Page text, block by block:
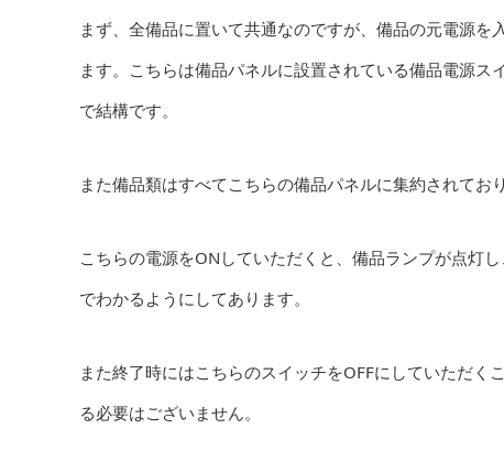
まず、全備品に置いて共通なのですが、備品の元電源を
ます。こちらは備品パネルに設置されている備品電源ス
で結構です。
また備品類はすべてこちらの備品パネルに集約されており
こちらの電源をONしていただくと、備品ランプが点灯
でわかるようにしてあります。
また終了時にはこちらのスイッチをOFFにしていただ
る必要はございません。